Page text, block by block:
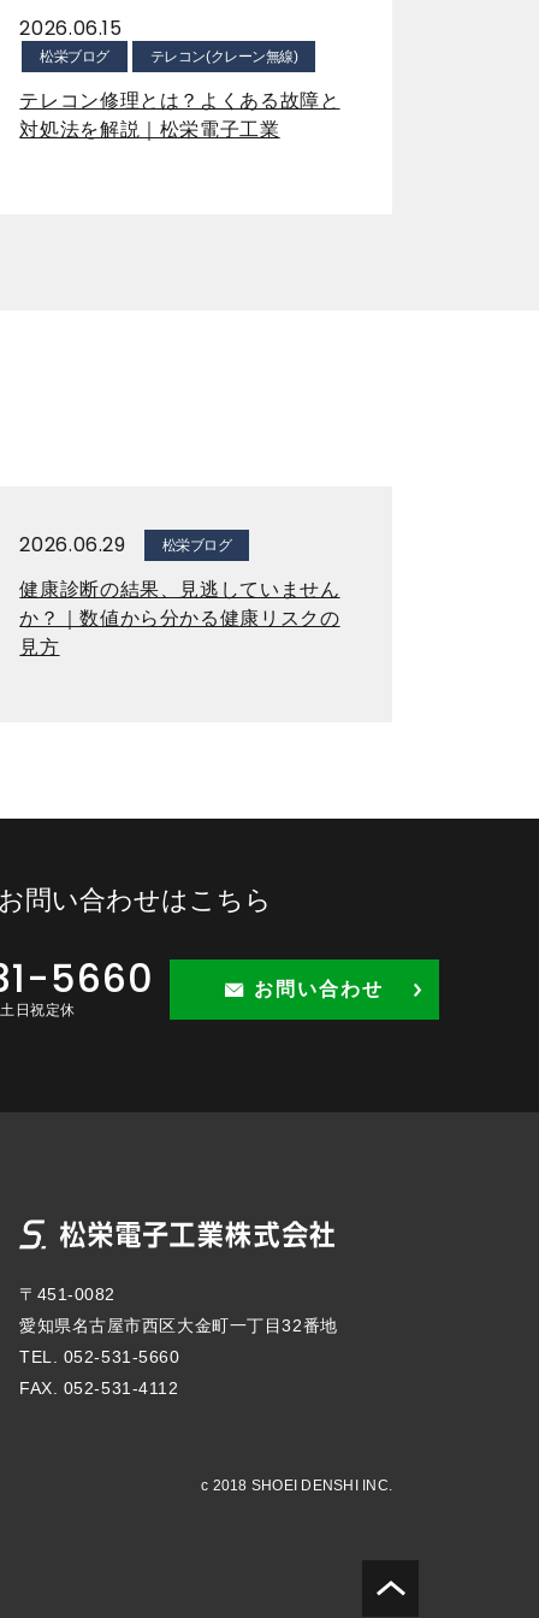
2026.06.15
松栄ブログ テレコン(クレーン無線)
テレコン修理とは？よくある故障と
対処法を解説｜松栄電子工業
2026.06.29 松栄ブログ
健康診断の結果、見逃していません
か？｜数値から分かる健康リスクの
見方
問い合わせはこちら
5660
日祝定休
お問い合わせ
〒451-0082
愛知県名古屋市西区大金町一丁目32番地
TEL. 052-531-5660
FAX. 052-531-4112
c 2018 SHOEI DENSHI INC.